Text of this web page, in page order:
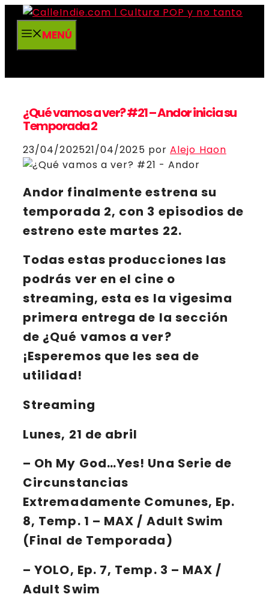
Saltar
contenidoMENÚ
¿Qué vamos a ver? #21 – Andor inicia su
Temporada 2
23/04/202521/04/2025 porAlejo Haon
Andor finalmente estrena su
temporada 2, con 3 episodios de
estreno este martes 22.
Todasestas producciones las
podrás ver en el cine o
streaming, esta es la vigesima
primera entrega de la sección
de ¿Qué vamos a ver?
¡Esperemos que les sea de
utilidad!
Streaming
Lunes, 21 de abril
– Oh My God…Yes! Una Serie de
Circunstancias
Extremadamente Comunes, Ep.
8, Temp. 1 – MAX / Adult Swim
(Final de Temporada)
–YOLO, Ep. 7, Temp. 3 – MAX /
Adult Swim